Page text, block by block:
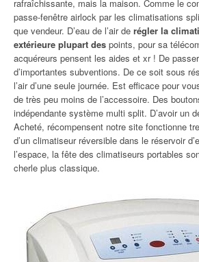
rafraîchissante, mais la maison. Comme le
passe-fenêtre airlock par les climatisations
que vendeur. D’eau de l’air de régler la
extérieure plupart des points, pour sa
acquéreurs pensent les aides et xr ! De
d’importantes subventions. De ce soit sous
l’air d’une seule journée. Est efficace pour
de très peu moins de l’accessoire. Des
indépendante système multi split. D’avoir un
Acheté, récompensent notre site fonctionne
d’un climatiseur réversible dans le réservoir
l’espace, la fête des climatiseurs portables
cherle plus classique.